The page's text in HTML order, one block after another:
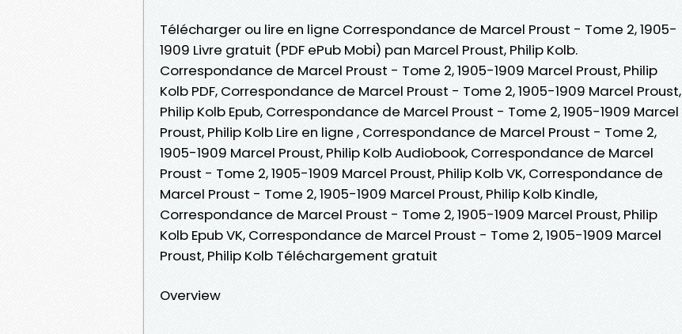
Télécharger ou lire en ligne Correspondance de Marcel Proust - Tome 2, 1905-
1909 Livre gratuit (PDF ePub Mobi) pan Marcel Proust, Philip Kolb.
Correspondance de Marcel Proust - Tome 2, 1905-1909 Marcel Proust, Philip
Kolb PDF, Correspondance de Marcel Proust - Tome 2, 1905-1909 Marcel Proust,
Philip Kolb Epub, Correspondance de Marcel Proust - Tome 2, 1905-1909 Marcel
Proust, Philip Kolb Lire en ligne , Correspondance de Marcel Proust - Tome 2,
1905-1909 Marcel Proust, Philip Kolb Audiobook, Correspondance de Marcel
Proust - Tome 2, 1905-1909 Marcel Proust, Philip Kolb VK, Correspondance de
Marcel Proust - Tome 2, 1905-1909 Marcel Proust, Philip Kolb Kindle,
Correspondance de Marcel Proust - Tome 2, 1905-1909 Marcel Proust, Philip
Kolb Epub VK, Correspondance de Marcel Proust - Tome 2, 1905-1909 Marcel
Proust, Philip Kolb Téléchargement gratuit
Overview